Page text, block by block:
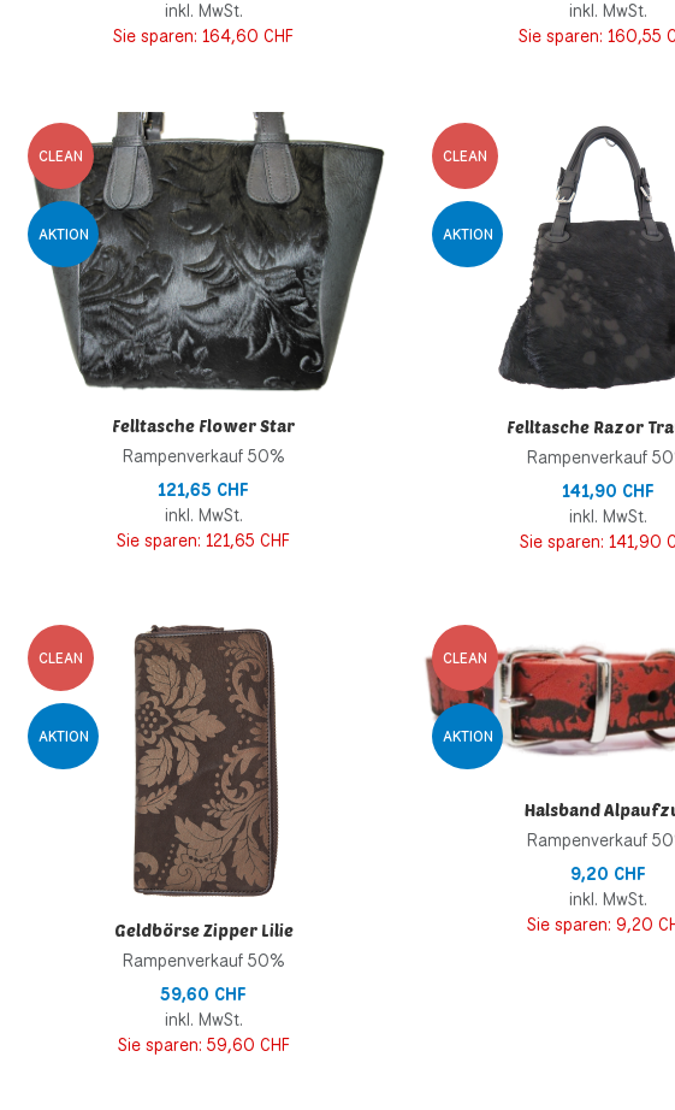
inkl. MwSt.
Sie sparen: 164,60 CHF
inkl. MwSt.
Sie sparen: 160,55
Zur Wunschliste hinzufügen
Zur Vergleichsliste hinzufügen
Schnellansicht
CLEAN
AKTION
Zur Wunschliste hinzufügen
Zur Vergleichsliste hinzufügen
Schnellansicht
Felltasche Flower Star
Rampenverkauf 50%
121,65 CHF
inkl. MwSt.
Sie sparen: 121,65 CHF
CLEAN
AKTION
Felltasche Razor
Rampenverkauf
141,90 CHF
inkl. MwSt.
Sie sparen: 141,90
Zur Wunschliste hinzufügen
Zur Vergleichsliste hinzufügen
Schnellansicht
CLEAN
AKTION
Zur Wunschliste hinzufügen
Zur Vergleichsliste hinzufügen
Schnellansicht
Geldbörse Zipper Lilie
Rampenverkauf 50%
59,60 CHF
inkl. MwSt.
Sie sparen: 59,60 CHF
CLEAN
AKTION
Halsband
Rampenverkauf
9,20 CHF
inkl. MwSt.
Sie sparen: 9,20